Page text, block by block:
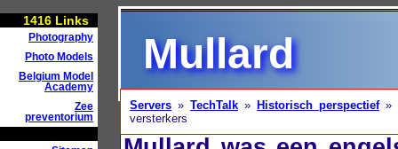
1416 Links
Photography
Photo Models
Belgium Model
Academy
Zee
preventorium
Mullard
Servers » TechTalk » Historisch perspectief»
versterkers